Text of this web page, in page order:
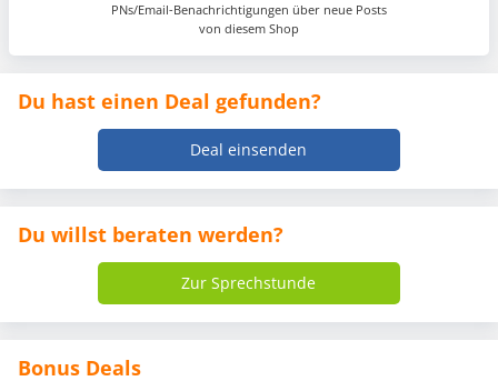
PNs/Email-Benachrichtigungen über neue Posts
von diesem Shop
Du hast einen Deal gefunden?
Deal einsenden
Du willst beraten werden?
Zur Sprechstunde
Bonus Deals